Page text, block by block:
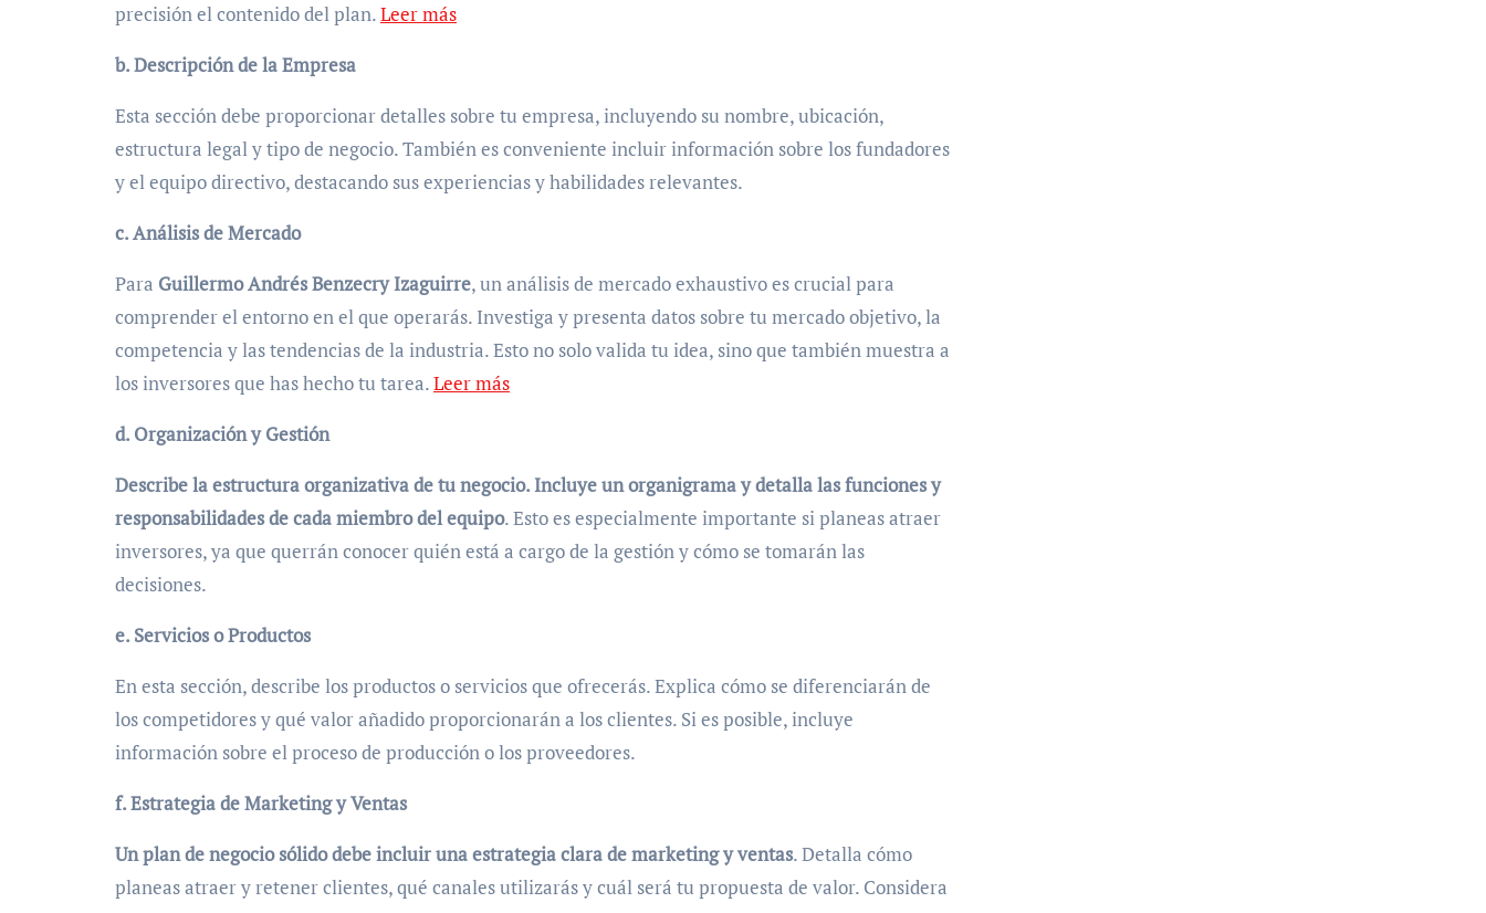
precisión el contenido del plan.Leer más
b. Descripción de la Empresa
Esta sección debe proporcionar detalles sobre tu empresa, incluyendo su nombre, ubicación,
estructura legal y tipo de negocio. También es conveniente incluir información sobre los fundadores
y el equipo directivo, destacando sus experiencias y habilidades relevantes.
c. Análisis de Mercado
Para Guillermo Andrés Benzecry Izaguirre, un análisis de mercado exhaustivo es crucial para
comprender el entorno en el que operarás. Investiga y presenta datos sobre tu mercado objetivo, la
competencia y las tendencias de la industria. Esto no solo valida tu idea, sino que también muestra a
los inversores que has hecho tu tarea.Leer más
d. Organización y Gestión
Describe la estructura organizativa de tu negocio. Incluye un organigrama y detalla las funciones y
responsabilidades de cada miembro del equipo. Esto es especialmente importante si planeas atraer
inversores, ya que querrán conocer quién está a cargo de la gestión y cómo se tomarán las
decisiones.
e. Servicios o Productos
En esta sección, describe los productos o servicios que ofrecerás. Explica cómo se diferenciarán de
los competidores y qué valor añadido proporcionarán a los clientes. Si es posible, incluye
información sobre el proceso de producción o los proveedores.
f. Estrategia de Marketing y Ventas
Un plan de negocio sólido debe incluir una estrategia clara de marketing y ventas. Detalla cómo
planeas atraer y retener clientes, qué canales utilizarás y cuál será tu propuesta de valor. Considera